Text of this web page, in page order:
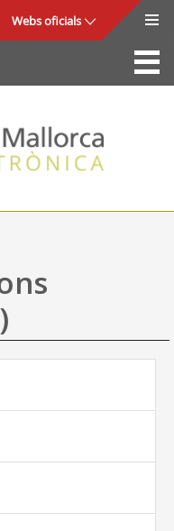
Webs oficials
La Seu
Consell de Mallorca
Accés i seguretat
Utilitats
Ajuda